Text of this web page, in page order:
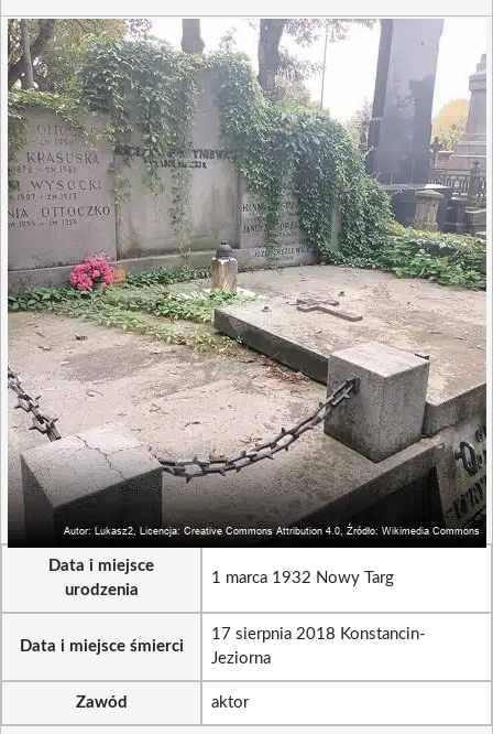
Data i miejsce
urodzenia
1 marca 1932 Nowy Targ
Data i miejsce śmierci
17 sierpnia 2018 Konstancin-
Jeziorna
Zawód aktor